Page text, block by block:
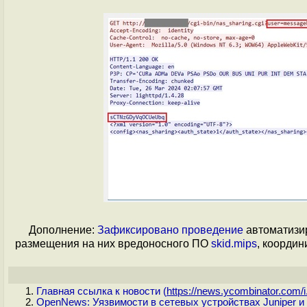
Дополнение: Зафиксировано проведение
размещения на них вредоносного ПО skid.mips,
Главная ссылка к новости (https://news.ycombinator.com/
OpenNews: Уязвимости в сетевых устройствах Juniper